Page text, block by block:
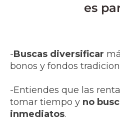
es
-Buscas diversificar
bonos y fondos
-Entiendes que las
tomar tiempo y no
inmediatos.